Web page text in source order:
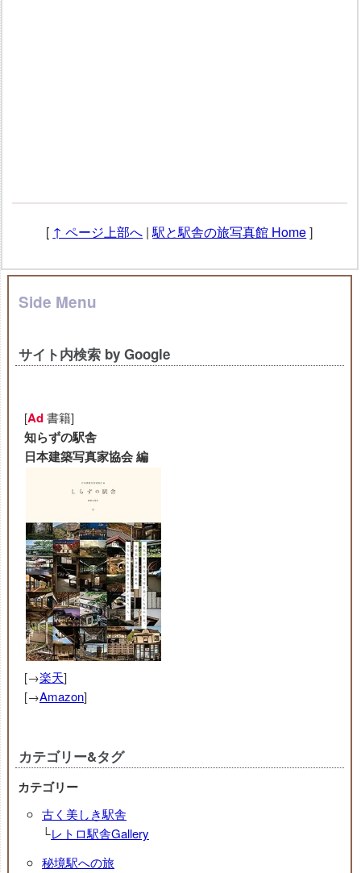
[ ↑ ページ上部へ |駅と駅舎の旅写真館 Home]
Side Menu
サイト内検索 by Google
[Ad書籍]
知らずの駅舎
日本建築写真家協会 編
[→楽天]
[→Amazon]
カテゴリー&タグ
カテゴリー
古く美しき駅舎
└レトロ駅舎Gallery
秘境駅への旅